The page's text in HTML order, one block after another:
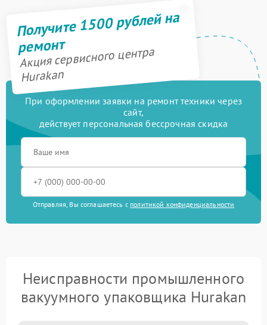
Получите 1500 рублей на
ремонт
Акция сервисного центра
Hurakan
При оформлении заявки на ремонт техники через
сайт,
действует персональная бессрочная скидка
Отправляя, Вы соглашаетесь с политикой конфиденциальности
Неисправности промышленного
вакуумного упаковщика Hurakan